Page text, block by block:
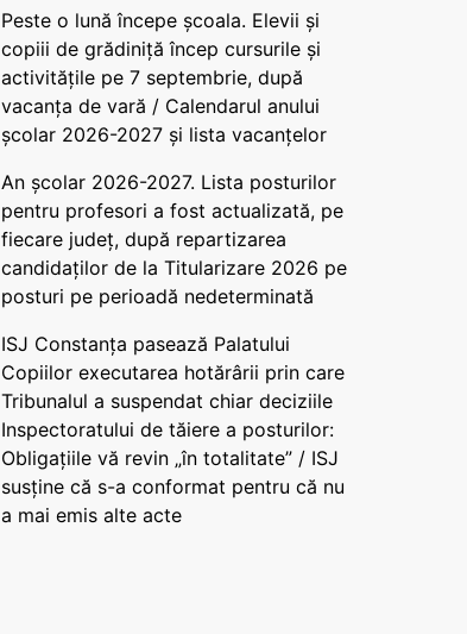
Peste o lună începe școala. Elevii și
copiii de grădiniță încep cursurile și
activitățile pe 7 septembrie, după
vacanța de vară / Calendarul anului
școlar 2026-2027 și lista vacanțelor
An școlar 2026-2027. Lista posturilor
pentru profesori a fost actualizată, pe
fiecare județ, după repartizarea
candidaților de la Titularizare 2026 pe
posturi pe perioadă nedeterminată
ISJ Constanța pasează Palatului
Copiilor executarea hotărârii prin care
Tribunalul a suspendat chiar deciziile
Inspectoratului de tăiere a posturilor:
Obligațiile vă revin „în totalitate” / ISJ
susține că s-a conformat pentru că nu
a mai emis alte acte